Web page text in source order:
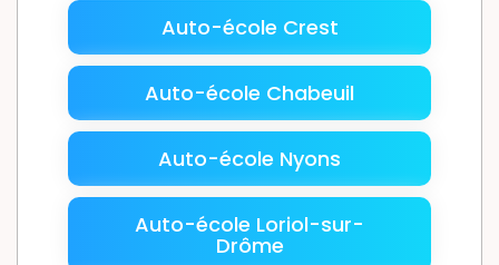
Auto-école Crest
Auto-école Chabeuil
Auto-école Nyons
Auto-école Loriol-sur-
Drôme